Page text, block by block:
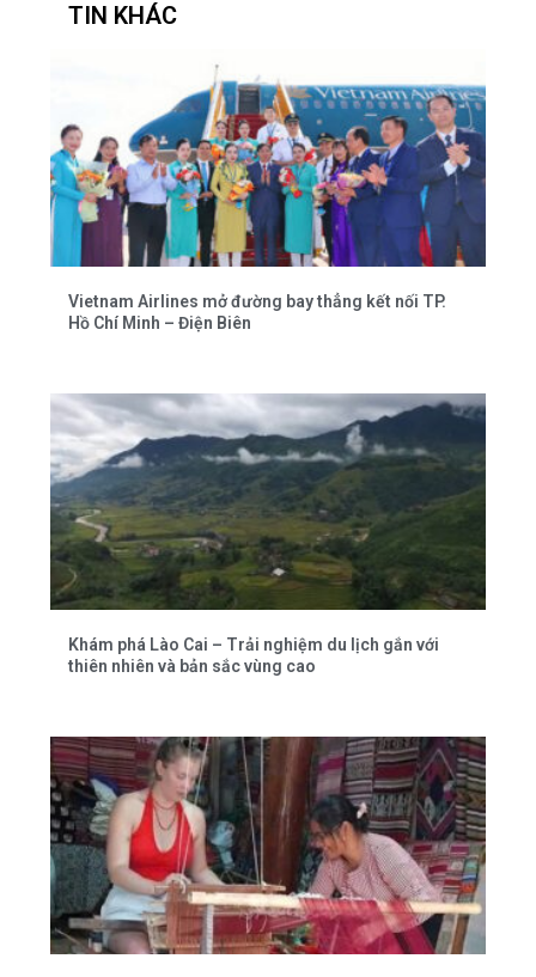
TIN KHÁC
Vietnam Airlines mở đường bay thẳng kết nối TP.
Hồ Chí Minh – Điện Biên
Khám phá Lào Cai – Trải nghiệm du lịch gắn với
thiên nhiên và bản sắc vùng cao